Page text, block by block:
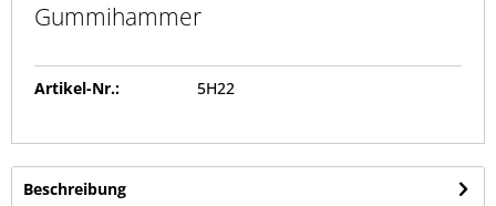
Gummihammer
Artikel-Nr.: 5H22
Beschreibung